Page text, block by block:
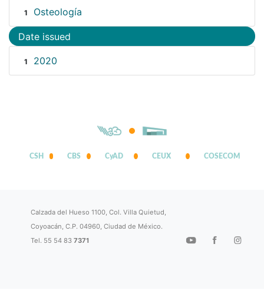
1 Osteología
Date issued
1 2020
CSH CBS CyAD CEUX COSECOM
Calzada del Hueso 1100, Col. Villa Quietud,
Coyoacán, C.P. 04960, Ciudad de México.
Tel. 55 54 837371